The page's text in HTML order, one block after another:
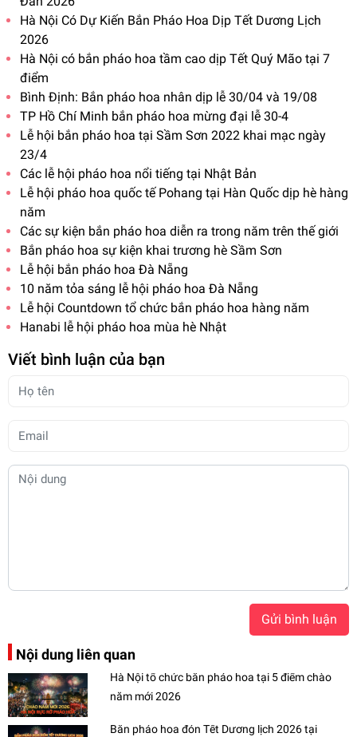
Hà Nội Có Dự Kiến Bắn Pháo Hoa Dịp Tết Dương Lịch
2026
Hà Nội có bắn pháo hoa tầm cao dịp Tết Quý Mão tại 7
điểm
Bình Định: Bắn pháo hoa nhân dịp lễ 30/04 và 19/08
TP Hồ Chí Minh bắn pháo hoa mừng đại lễ 30-4
Lễ hội bắn pháo hoa tại Sầm Sơn 2022 khai mạc ngày
23/4
Các lễ hội pháo hoa nổi tiếng tại Nhật Bản
Lễ hội pháo hoa quốc tế Pohang tại Hàn Quốc dịp hè hàng
năm
Các sự kiện bắn pháo hoa diễn ra trong năm trên thế giới
Bắn pháo hoa sự kiện khai trương hè Sầm Sơn
Lễ hội bắn pháo hoa Đà Nẵng
10 năm tỏa sáng lễ hội pháo hoa Đà Nẵng
Lễ hội Countdown tổ chức bắn pháo hoa hàng năm
Hanabi lễ hội pháo hoa mùa hè Nhật
Viết bình luận của bạn
Gửi bình luận
Nội dung liên quan
Hà Nội tổ chức bắn pháo hoa tại 5 điểm chào
năm mới 2026
Bắn pháo hoa đón Tết Dương lịch 2026 tại